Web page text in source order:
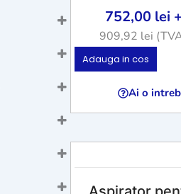
752,00 lei
909,92 lei
Adauga in cos
Ai o